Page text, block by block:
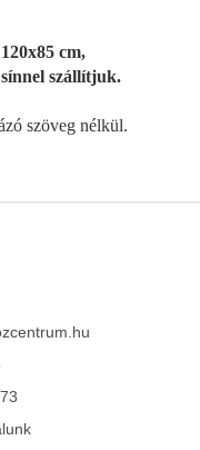
cm,
szállítjuk.
szöveg nélkül.